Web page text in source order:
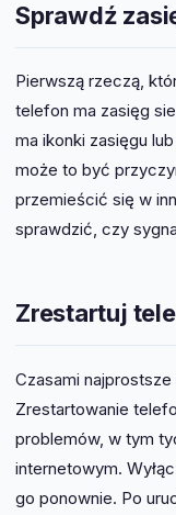
Sprawdź
Pierwszą rzeczą,
telefon ma zasięg
ma ikonki zasięgu
może to być
przemieścić się w
sprawdzić, czy
Zrestartuj
Czasami
Zrestartowanie
problemów, w tym
internetowym.
go ponownie. Po